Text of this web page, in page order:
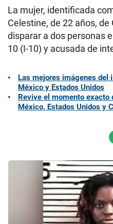
La mujer, identificada
Celestine, de 22 años,
disparar a dos personas
10 (I-10) y acusada de
Las mejores imágenes del
México y Estados Unidos
Revive el momento
México, Estados Unidos y